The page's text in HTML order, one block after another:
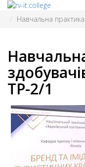
Навчальна
ТР-2/1